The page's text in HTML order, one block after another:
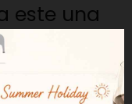
este una